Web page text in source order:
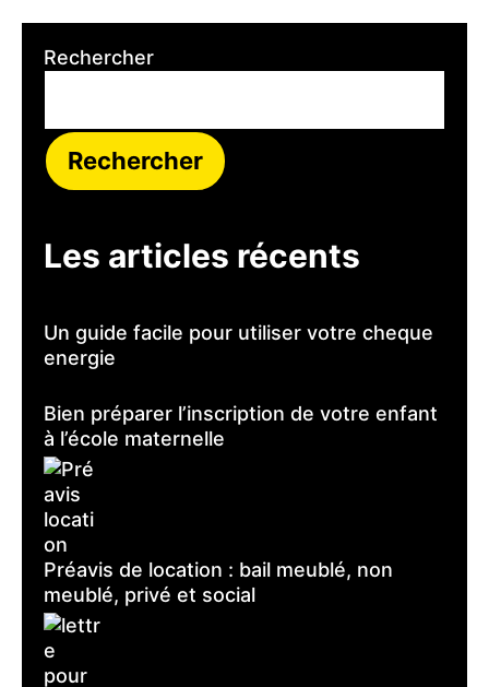
Rechercher
Rechercher
Les articles récents
Un guide facile pour utiliser votre cheque
energie
Bien préparer l’inscription de votre enfant
à l’école maternelle
Préavis de location : bail meublé, non
meublé, privé et social